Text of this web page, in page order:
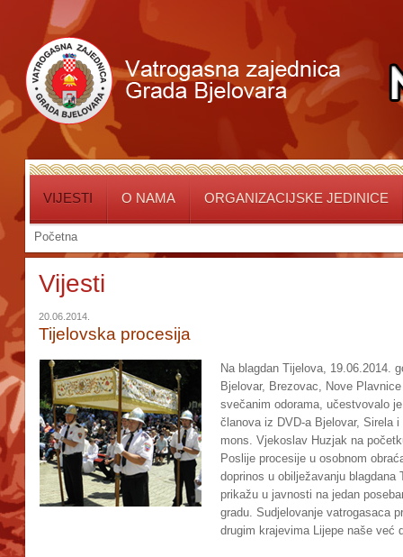
VIJESTI O NAMA ORGANIZACIJSKE JEDINICE
Početna
Vijesti
20.06.2014.
Tijelovska procesija
Na blagdan Tijelova, 19.06.2014.
Bjelovar, Brezovac, Nove
svečanim odorama, učestvovalo
članova iz DVD-a Bjelovar, Sirela
mons. Vjekoslav Huzjak na
Poslije procesije u osobnom
doprinos u obilježavanju
prikažu u javnosti na jedan
gradu. Sudjelovanje vatrogasaca
drugim krajevima Lijepe naše već